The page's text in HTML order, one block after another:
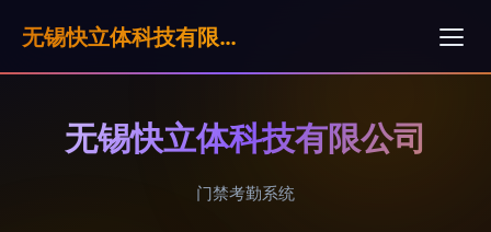
无锡快立体科技有限公司
无锡快立体科技有限公司
门禁考勤系统